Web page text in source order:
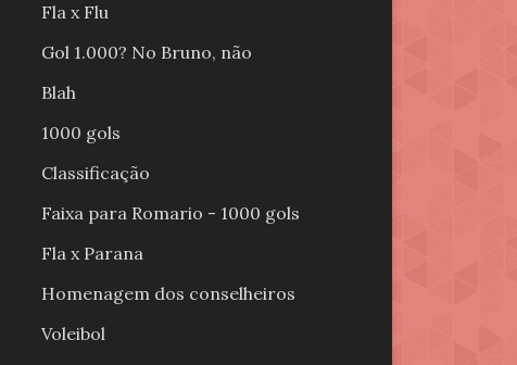
Fla x Flu
Gol 1.000? No Bruno, não
Blah
1000 gols
Classificação
Faixa para Romario - 1000 gols
Fla x Parana
Homenagem dos conselheiros
Voleibol